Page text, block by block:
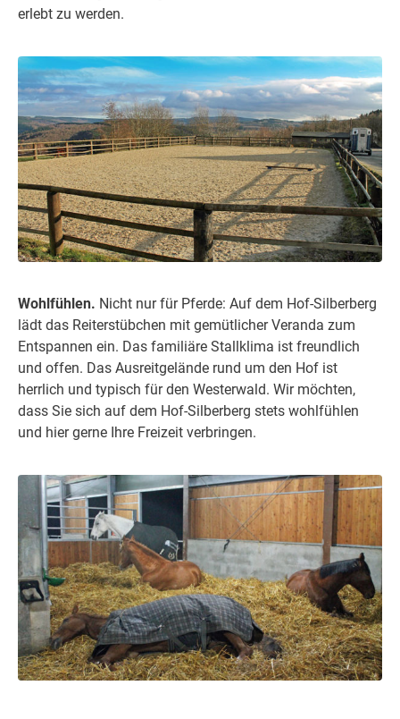
erlebt zu werden.
Wohlfühlen. Nicht nur für Pferde: Auf dem Hof-Silberberg
lädt das Reiterstübchen mit gemütlicher Veranda zum
Entspannen ein. Das familiäre Stallklima ist freundlich
und offen. Das Ausreitgelände rund um den Hof ist
herrlich und typisch für den Westerwald. Wir möchten,
dass Sie sich auf dem Hof-Silberberg stets wohlfühlen
und hier gerne Ihre Freizeit verbringen.